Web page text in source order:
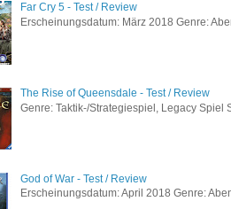
Far Cry 5 - Test / Review
Erscheinungsdatum: März 2018 Genre:
The Rise of Queensdale - Test / Review
Genre: Taktik-/Strategiespiel, Legacy Spiel
God of War - Test / Review
Erscheinungsdatum: April 2018 Genre: